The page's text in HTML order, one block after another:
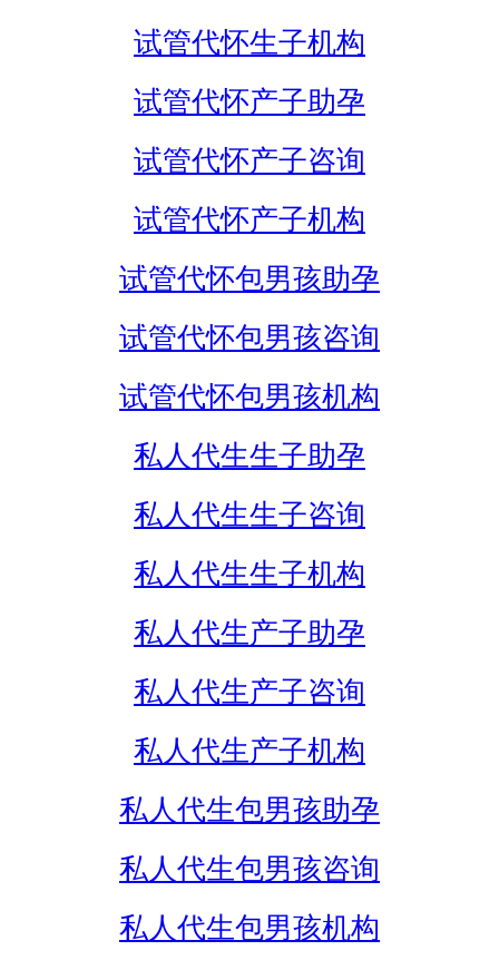
试管代怀生子机构
试管代怀产子助孕
试管代怀产子咨询
试管代怀产子机构
试管代怀包男孩助孕
试管代怀包男孩咨询
试管代怀包男孩机构
私人代生生子助孕
私人代生生子咨询
私人代生生子机构
私人代生产子助孕
私人代生产子咨询
私人代生产子机构
私人代生包男孩助孕
私人代生包男孩咨询
私人代生包男孩机构